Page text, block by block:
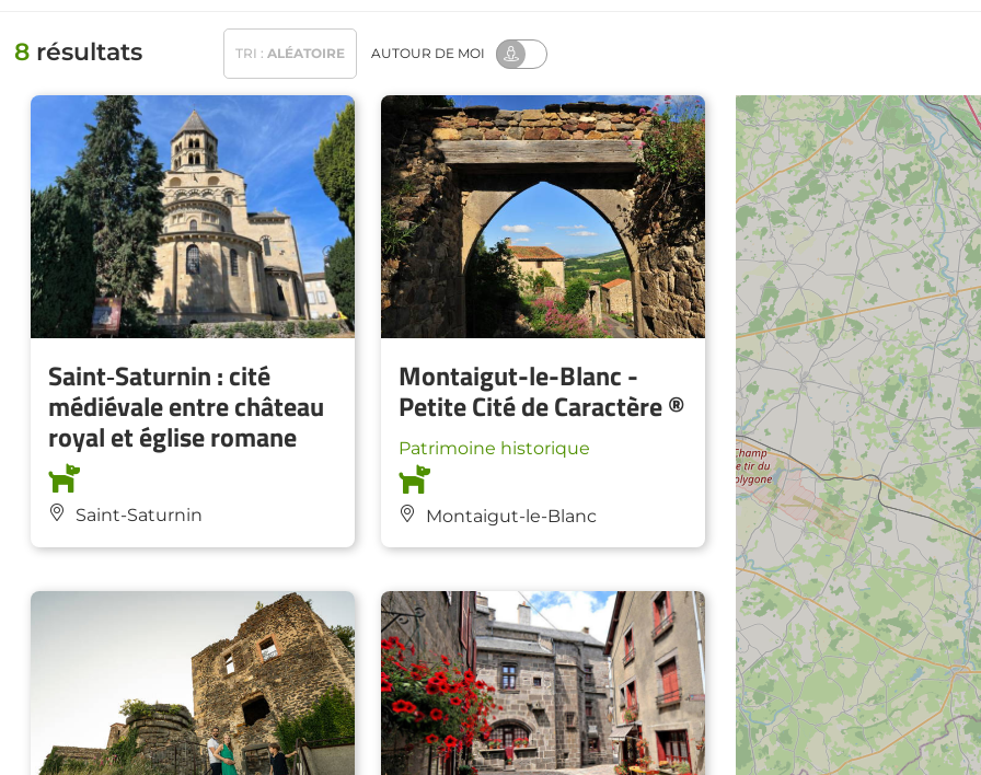
8 résultats TRI : ALÉATOIRE AUTOUR DE MOI
Saint‑Saturnin : cité
médiévale entre château
royal et église romane
Saint-Saturnin
Montaigut-le-Blanc -
Petite Cité de Caractère ®
Patrimoine historique
Montaigut-le-Blanc